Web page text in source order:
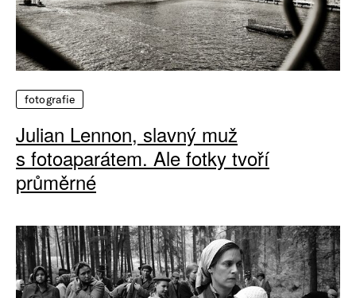
fotografie
Julian Lennon, slavný muž
s fotoaparátem. Ale fotky tvoří
průměrné